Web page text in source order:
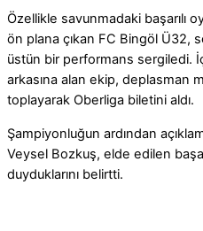
Özellikle savunmadaki başarılı
ön plana çıkan FC Bingöl Ü32,
üstün bir performans sergiledi.
arkasına alan ekip, deplasman
toplayarak Oberliga biletini aldı.
Şampiyonluğun ardından
Veysel Bozkuş, elde edilen
duyduklarını belirtti.